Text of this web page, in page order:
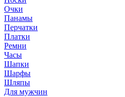
Очки
Панамы
Перчатки
Платки
Ремни
Часы
Шапки
Шарфы
Шляпы
Для мужчин